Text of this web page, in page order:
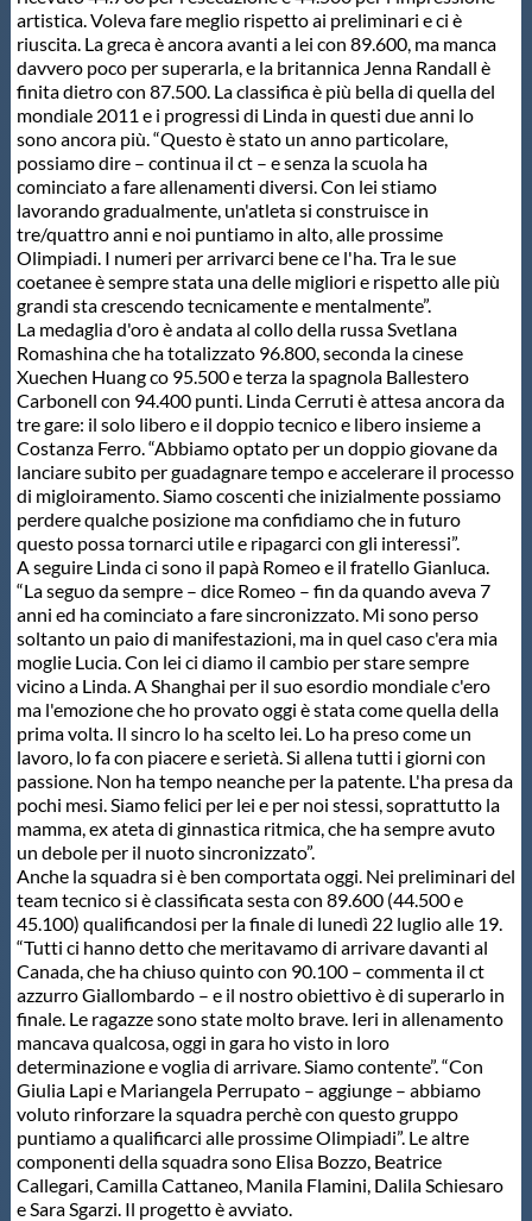
Area Legislativa
Protezione Civile
Qualità
Sostenibilità
Privacy
Cookie Policy
Archivio News
Flash News
Galleria fotografica
Videogallery
Intranet
Webmail
Contatti
Mappa del sito
artistica. Voleva fare meglio rispetto ai preliminari e ci è
riuscita. La greca è ancora avanti a lei con 89.600, ma manca
davvero poco per superarla, e la britannica Jenna Randall è
finita dietro con 87.500. La classifica è più bella di quella del
mondiale 2011 e i progressi di Linda in questi due anni lo
sono ancora più. “Questo è stato un anno particolare,
possiamo dire – continua il ct – e senza la scuola ha
cominciato a fare allenamenti diversi. Con lei stiamo
lavorando gradualmente, un'atleta si construisce in
tre/quattro anni e noi puntiamo in alto, alle prossime
Olimpiadi. I numeri per arrivarci bene ce l'ha. Tra le sue
coetanee è sempre stata una delle migliori e rispetto alle più
grandi sta crescendo tecnicamente e mentalmente”.
La medaglia d'oro è andata al collo della russa Svetlana
Romashina che ha totalizzato 96.800, seconda la cinese
Xuechen Huang co 95.500 e terza la spagnola Ballestero
Carbonell con 94.400 punti. Linda Cerruti è attesa ancora da
tre gare: il solo libero e il doppio tecnico e libero insieme a
Costanza Ferro. “Abbiamo optato per un doppio giovane da
lanciare subito per guadagnare tempo e accelerare il processo
di migloiramento. Siamo coscenti che inizialmente possiamo
perdere qualche posizione ma confidiamo che in futuro
questo possa tornarci utile e ripagarci con gli interessi”.
A seguire Linda ci sono il papà Romeo e il fratello Gianluca.
“La seguo da sempre – dice Romeo – fin da quando aveva 7
anni ed ha cominciato a fare sincronizzato. Mi sono perso
soltanto un paio di manifestazioni, ma in quel caso c'era mia
moglie Lucia. Con lei ci diamo il cambio per stare sempre
vicino a Linda. A Shanghai per il suo esordio mondiale c'ero
ma l'emozione che ho provato oggi è stata come quella della
prima volta. Il sincro lo ha scelto lei. Lo ha preso come un
lavoro, lo fa con piacere e serietà. Si allena tutti i giorni con
passione. Non ha tempo neanche per la patente. L'ha presa da
pochi mesi. Siamo felici per lei e per noi stessi, soprattutto la
mamma, ex ateta di ginnastica ritmica, che ha sempre avuto
un debole per il nuoto sincronizzato”.
Anche la squadra si è ben comportata oggi. Nei preliminari del
team tecnico si è classificata sesta con 89.600 (44.500 e
45.100) qualificandosi per la finale di lunedì 22 luglio alle 19.
“Tutti ci hanno detto che meritavamo di arrivare davanti al
Canada, che ha chiuso quinto con 90.100 – commenta il ct
azzurro Giallombardo – e il nostro obiettivo è di superarlo in
finale. Le ragazze sono state molto brave. Ieri in allenamento
mancava qualcosa, oggi in gara ho visto in loro
determinazione e voglia di arrivare. Siamo contente”. “Con
Giulia Lapi e Mariangela Perrupato – aggiunge – abbiamo
voluto rinforzare la squadra perchè con questo gruppo
puntiamo a qualificarci alle prossime Olimpiadi”. Le altre
componenti della squadra sono Elisa Bozzo, Beatrice
Callegari, Camilla Cattaneo, Manila Flamini, Dalila Schiesaro
e Sara Sgarzi. Il progetto è avviato.